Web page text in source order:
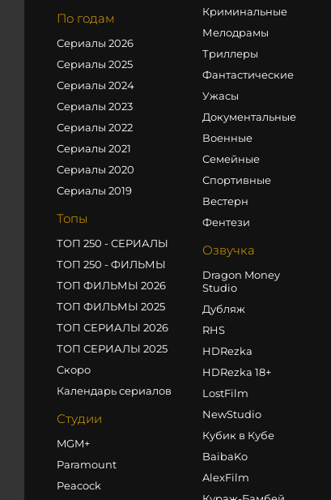
По годам
Сериалы 2026
Сериалы 2025
Сериалы 2024
Сериалы 2023
Сериалы 2022
Сериалы 2021
Сериалы 2020
Сериалы 2019
Топы
ТОП 250 - СЕРИАЛЫ
ТОП 250 - ФИЛЬМЫ
ТОП ФИЛЬМЫ 2026
ТОП ФИЛЬМЫ 2025
ТОП СЕРИАЛЫ 2026
ТОП СЕРИАЛЫ 2025
Скоро
Календарь сериалов
Студии
MGM+
Paramount
Peacock
Криминальные
Мелодрамы
Триллеры
Фантастические
Ужасы
Документальные
Военные
Семейные
Спортивные
Вестерн
Фентези
Озвучка
Dragon Money
Studio
Дубляж
RHS
HDRezka
HDRezka 18+
LostFilm
NewStudio
Кубик в Кубе
BaibaKo
AlexFilm